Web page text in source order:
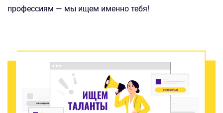
профессиям — мы ищем именно тебя!